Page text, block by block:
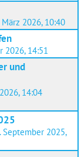
März 2026, 10:40
2026, 14:51
und
14:04
September 2025,